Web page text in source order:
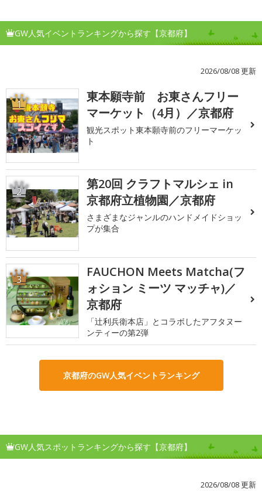
GW人気イベントランキングから探す【京都府】
2026/08/08 更新
1
東本願寺前 お東さんフリー
マーケット（4月）／京都府
観光スポット東本願寺前のフリーマーケッ
ト
2
第20回 クラフトマルシェ in
京都府立植物園／京都府
さまざまなジャンルのハンドメイドショッ
プが集合
3
FAUCHON Meets Matcha(フ
ォション ミーツ マッチャ)／
京都府
「辻利兵衛本店」とコラボしたアフタヌー
ンティーの第2弾
京都府のGW人気イベントランキング
GW人気スポットランキングから探す【京都府】
2026/08/08 更新